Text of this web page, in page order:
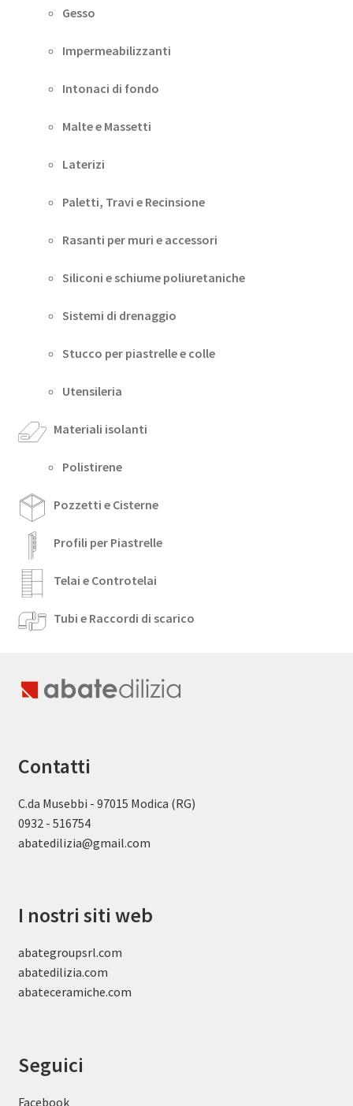
Gesso
Impermeabilizzanti
Intonaci di fondo
Malte e Massetti
Laterizi
Paletti, Travi e Recinsione
Rasanti per muri e accessori
Siliconi e schiume poliuretaniche
Sistemi di drenaggio
Stucco per piastrelle e colle
Utensileria
Materiali isolanti
Polistirene
Pozzetti e Cisterne
Profili per Piastrelle
Telai e Controtelai
Tubi e Raccordi di scarico
Contatti
C.da Musebbi - 97015 Modica (RG)
0932 - 516754
abatedilizia@gmail.com
I nostri siti web
abategroupsrl.com
abatedilizia.com
abateceramiche.com
Seguici
Facebook